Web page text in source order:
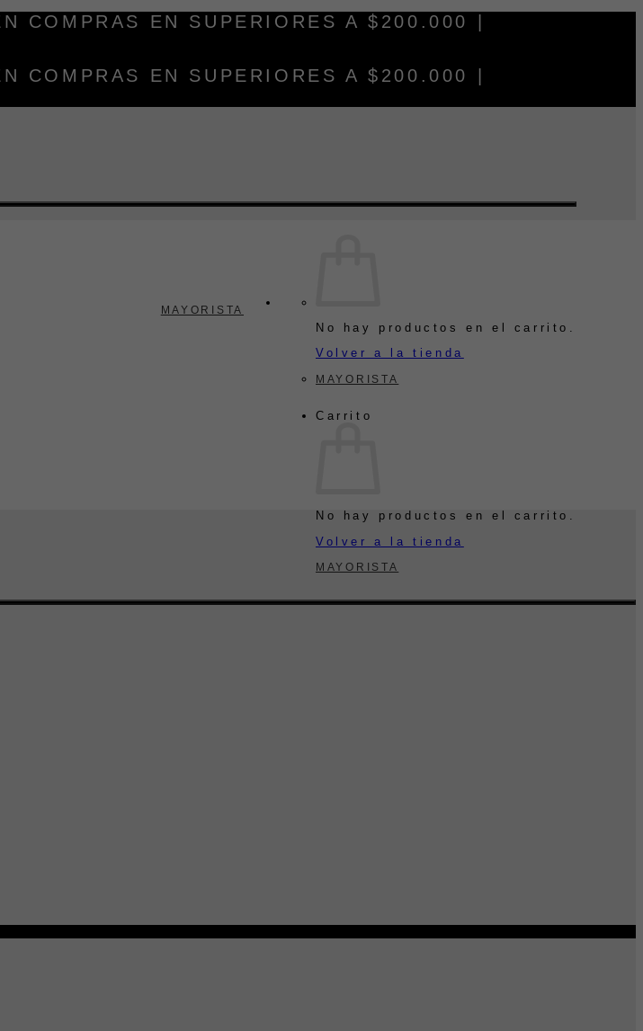
COMPRAS EN SUPERIORES A $200.000 |
COMPRAS EN SUPERIORES A $200.000 |
MAYORISTA
No hay productos en el carrito.
Volver a la tienda
MAYORISTA
Carrito
No hay productos en el carrito.
Volver a la tienda
MAYORISTA